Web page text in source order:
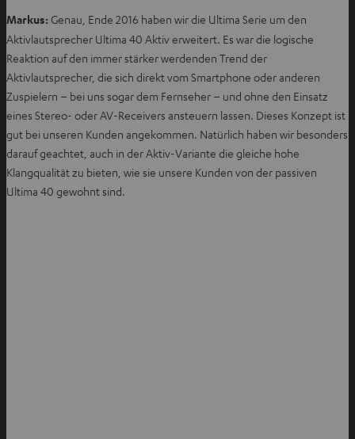
Markus: Genau, Ende 2016 haben wir die Ultima Serie um den
Aktivlautsprecher Ultima 40 Aktiv erweitert. Es war die logische
Reaktion auf den immer stärker werdenden Trend der
Aktivlautsprecher, die sich direkt vom Smartphone oder anderen
Zuspielern – bei uns sogar dem Fernseher – und ohne den Einsatz
eines Stereo- oder AV-Receivers ansteuern lassen. Dieses Konzept ist
gut bei unseren Kunden angekommen. Natürlich haben wir besonders
darauf geachtet, auch in der Aktiv-Variante die gleiche hohe
Klangqualität zu bieten, wie sie unsere Kunden von der passiven
Ultima 40 gewohnt sind.